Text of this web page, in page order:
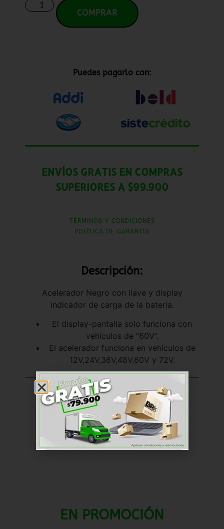
COMPRAR
Puedes pagarlo con:
ENVÍOS GRATIS EN COMPRAS
SUPERIORES A $99.900
TÉRMINOS Y CONDICIONES
POLÍTICA DE GARANTÍA
Descripción:
Acelerador Negro con llave y display
indicador de carga de la batería.
El display-pantalla solo funciona con
vehículos de “60V”.
El acelerador funciona en vehículos de
12V,24V,36V,48V,60V y 72V.
Dólar de los Estados
Unidos (US) ($) - USD
SKU RKAC028
Categoría Aceleradores
EN PROMOCIÓN